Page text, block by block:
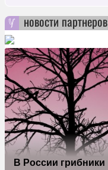
новости партнеров
В России грибники